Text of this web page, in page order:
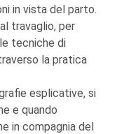
in vista del parto.
travaglio, per
tecniche di
la pratica
esplicative, si
e quando
in compagnia del